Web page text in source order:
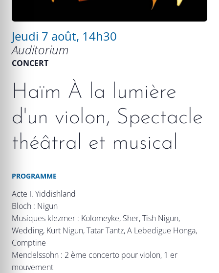
Jeudi 7 août, 14h30
Auditorium
CONCERT
Haïm À la lumière
d'un violon, Spectacle
théâtral et musical
PROGRAMME
Acte I. Yiddishland
Bloch : Nigun
Musiques klezmer : Kolomeyke, Sher, Tish Nigun,
Wedding, Kurt Nigun, Tatar Tantz, A Lebedigue Honga,
Comptine
Mendelssohn : 2 ème concerto pour violon, 1 er
mouvement